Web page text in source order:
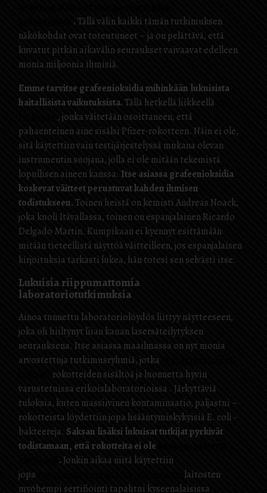
.Tällä välin kaikki tämän tutkimuksen
näkökohdat ovat toteutuneet – ja on pelättävä, että
kuvatut pitkän aikavälin seuraukset vaivaavat edelleen
monia miljoonia ihmisiä.
Emme tarvitse grafeenioksidia mihinkään lukuisista
haitallisista vaikutuksista.Tällä hetkellä liikkeellä
, jonka väitetään osoittaneen, että
pahaenteinen aine sisälsi Pfizer-rokotteen. Näin ei ole,
sitä käytettiin vain testijärjestelyssä mukana olevan
instrumentin suojana, jolla ei ole mitään tekemistä
lopullisen aineen kanssa. Itse asiassa grafeenioksidia
koskevat väitteet perustuvat kahden ihmisen
todistukseen.Toinen heistä on kemisti Andreas Noack,
joka kuoli Itävallassa, toinen on espanjalainen Ricardo
Delgado Martin. Kumpikaan ei kyennyt esittämään
mitään tieteellistä näyttöä väitteilleen, jos espanjalaisen
kirjoituksia tarkasti lukea, hän totesi sen selvästi itse.
Lukuisia riippumattomia
laboratoriotutkimuksia
Ainoa tunnettu laboratoriolöydös liittyy näytteeseen,
joka oli hiiltynyt liian kauan lasersäteilytyksen
seurauksena. Itse asiassa maailmassa on nyt monia
arvostettuja tutkimusryhmiä, jotka
rokotteiden sisältöä ja luonnetta hyvin
varustetuissa erikoislaboratorioissa . Järkyttäviä
tuloksia, kuten massiivinen kontaminaatio, paljastui –
rokotteista löydettiin jopa lisääntymiskykyisiä E. coli -
bakteereja. Saksan lisäksi lukuisat tutkijat pyrkivät
todistamaan, että rokotteita ei ole
.Jonkin aikaa niitä käytettiin
jopa
laitosten
myöhempi sertifiointi tapahtui kyseenalaisissa